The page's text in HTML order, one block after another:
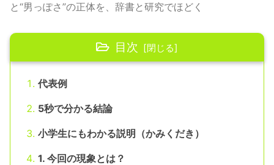
と“男っぽさ”の正体を、辞書と研究でほどく
目次
代表例
5秒で分かる結論
小学生にもわかる説明（かみくだき）
1. 今回の現象とは？